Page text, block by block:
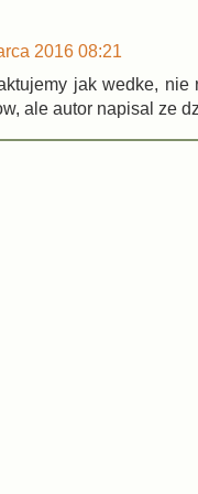
2016 08:21
jak wedke,
ale autor napisal ze